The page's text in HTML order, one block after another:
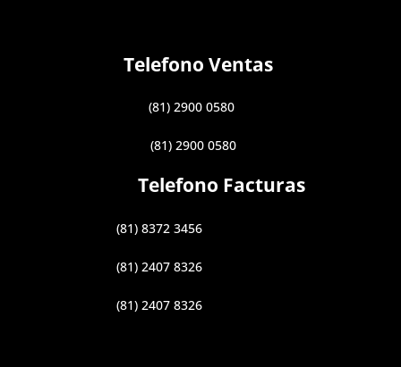
Telefono Ventas
(81) 2900 0580
(81) 2900 0580
Telefono Facturas
(81) 8372 3456
(81) 2407 8326
(81) 2407 8326